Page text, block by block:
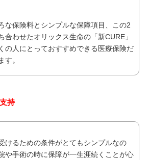
な保険料とシンプルな保障項目、この2
合わせたオリックス生命の「新CURE」
の人にとっておすすめできる医療保険だ
す。
持
けるための条件がとてもシンプルなの
や手術の時に保障が一生涯続くことが心